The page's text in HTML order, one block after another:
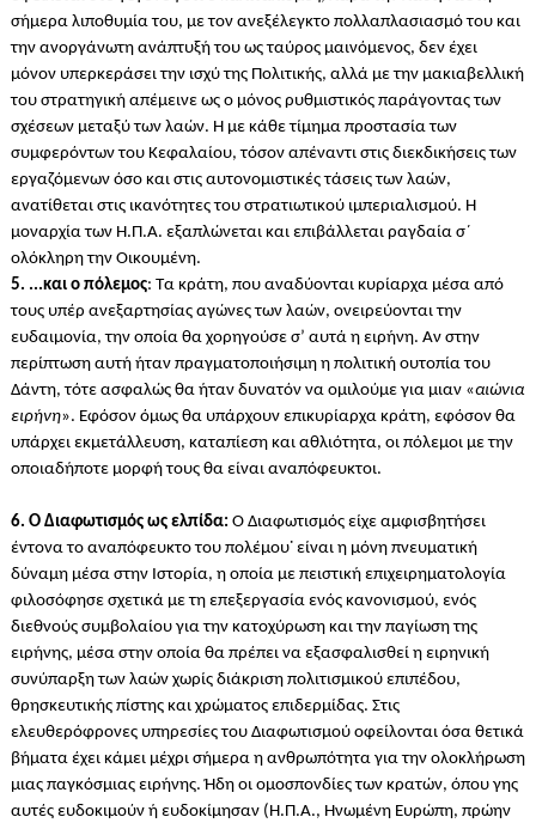
σήμερα λιποθυμία του, με τον ανεξέλεγκτο πολλαπλασιασμό του και
την ανοργάνωτη ανάπτυξή του ως ταύρος μαινόμενος, δεν έχει
μόνον υπερκεράσει την ισχύ της Πολιτικής, αλλά με την μακιαβελλική
του στρατηγική απέμεινε ως ο μόνος ρυθμιστικός παράγοντας των
σχέσεων μεταξύ των λαών. Η με κάθε τίμημα προστασία των
συμφερόντων του Κεφαλαίου, τόσον απέναντι στις διεκδικήσεις των
εργαζόμενων όσο και στις αυτονομιστικές τάσεις των λαών,
ανατίθεται στις ικανότητες του στρατιωτικού ιμπεριαλισμού. Η
μοναρχία των Η.Π.Α. εξαπλώνεται και επιβάλλεται ραγδαία σ΄
ολόκληρη την Οικουμένη.
5. ...και ο πόλεμος: Τα κράτη, που αναδύονται κυρίαρχα μέσα από
τους υπέρ ανεξαρτησίας αγώνες των λαών, ονειρεύονται την
ευδαιμονία, την οποία θα χορηγούσε σ’ αυτά η ειρήνη. Αν στην
περίπτωση αυτή ήταν πραγματοποιήσιμη η πολιτική ουτοπία του
Δάντη, τότε ασφαλώς θα ήταν δυνατόν να ομιλούμε για μιαν «αιώνια
ειρήνη». Εφόσον όμως θα υπάρχουν επικυρίαρχα κράτη, εφόσον θα
υπάρχει εκμετάλλευση, καταπίεση και αθλιότητα, οι πόλεμοι με την
οποιαδήποτε μορφή τους θα είναι αναπόφευκτοι.
6. Ο Διαφωτισμός ως ελπίδα: Ο Διαφωτισμός είχε αμφισβητήσει
έντονα το αναπόφευκτο του πολέμου˙ είναι η μόνη πνευματική
δύναμη μέσα στην Ιστορία, η οποία με πειστική επιχειρηματολογία
φιλοσόφησε σχετικά με τη επεξεργασία ενός κανονισμού, ενός
διεθνούς συμβολαίου για την κατοχύρωση και την παγίωση της
ειρήνης, μέσα στην οποία θα πρέπει να εξασφαλισθεί η ειρηνική
συνύπαρξη των λαών χωρίς διάκριση πολιτισμικού επιπέδου,
θρησκευτικής πίστης και χρώματος επιδερμίδας. Στις
ελευθερόφρονες υπηρεσίες του Διαφωτισμού οφείλονται όσα θετικά
βήματα έχει κάμει μέχρι σήμερα η ανθρωπότητα για την ολοκλήρωση
μιας παγκόσμιας ειρήνης. Ήδη οι ομοσπονδίες των κρατών, όπου γης
αυτές ευδοκιμούν ή ευδοκίμησαν (Η.Π.Α., Ηνωμένη Ευρώπη, πρώην